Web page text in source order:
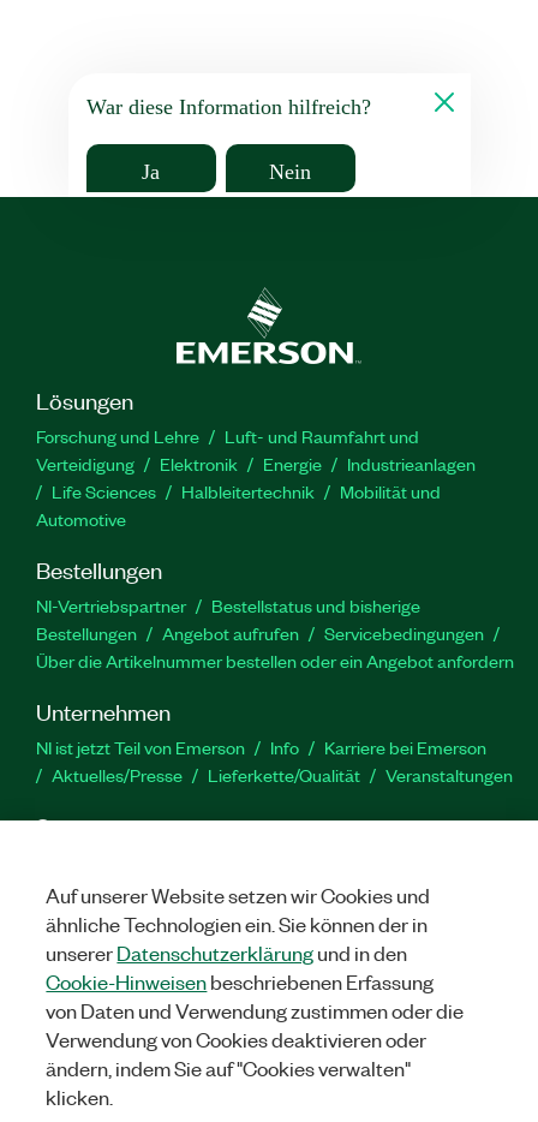
War diese Information hilfreich?
Ja Nein
Lösungen
Forschung und Lehre
Luft- und Raumfahrt und
Verteidigung
Elektronik Energie
Industrieanlagen
Life Sciences
Halbleitertechnik
Mobilität und
Automotive
Bestellungen
NI-Vertriebspartner
Bestellstatus und bisherige
Bestellungen
Angebot aufrufen
Servicebedingungen
Über die Artikelnummer bestellen oder ein Angebot anfordern
Unternehmen
NI ist jetzt Teil von Emerson Info
Karriere bei Emerson
Aktuelles/Presse
Lieferkette/Qualität Veranstaltungen
Support
Produktaktivierung
Serviceanfrage stellen
Feedback
zur Website
YouTube
Twitter
© 2026
VORBEHALTEN.
Auf unserer Website setzen wir Cookies und
ähnliche Technologien ein. Sie können der in
unsererDatenschutzerklärungund in den
Cookie-Hinweisenbeschriebenen Erfassung
von Daten und Verwendung zustimmen oder die
Verwendung von Cookies deaktivieren oder
ändern, indem Sie auf "Cookies verwalten"
klicken.